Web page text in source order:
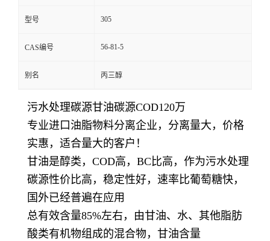
型号 305
CAS编号 56-81-5
别名 丙三醇
污水处理碳源甘油碳源COD120万
专业进口油脂物料分离企业，分离量大，价格
实惠，适合量大的客户！
甘油是醇类，COD高，BC比高，作为污水处理
碳源性价比高，稳定性好，速率比葡萄糖快，
国外已经普遍在应用
总有效含量85%左右，由甘油、水、其他脂肪
酸类有机物组成的混合物，甘油含量